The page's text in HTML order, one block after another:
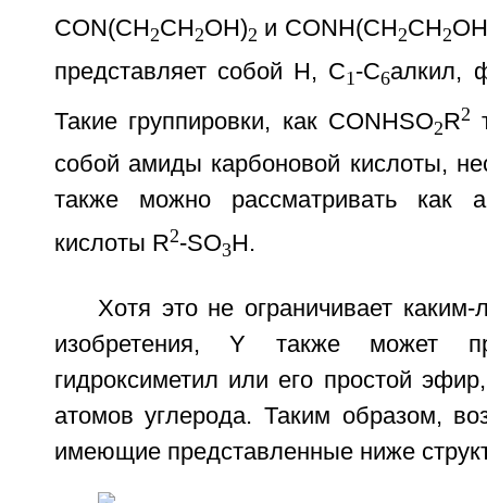
CON(CH2CH2OH)2 и CONH(CH2CH2
представляет собой Н, C1 -C6алкил,
Такие группировки, как CONHSO2R2
собой амиды карбоновой кислоты,
также можно рассматривать как
кислоты R2-SO3H.
Хотя это не ограничивает
изобретения, Y также может
гидроксиметил или его простой
атомов углерода. Таким образом,
имеющие представленные ниже